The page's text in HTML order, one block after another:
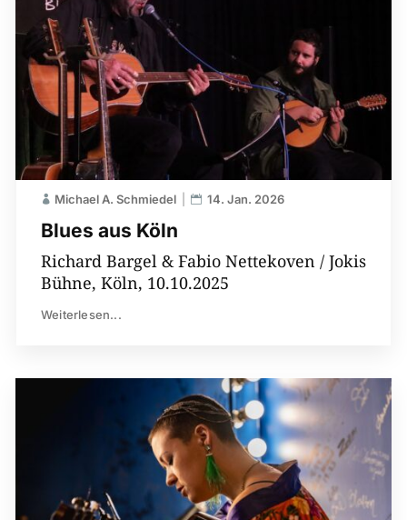
Blues aus Köln
Michael A. Schmiedel 14. Jan. 2026
Richard Bargel & Fabio Nettekoven / Jokis
Bühne, Köln, 10.10.2025
Weiterlesen...